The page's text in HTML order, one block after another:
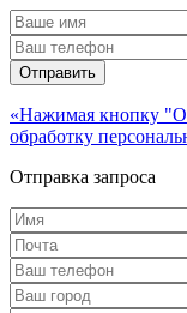
«Нажимая кнопку
обработку
Отправка запроса